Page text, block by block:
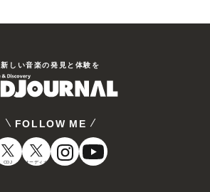
新しい⾳楽の発⾒と体験を
FOLLOW ME
CDJ オーディオ